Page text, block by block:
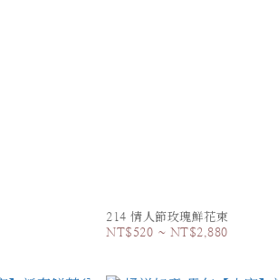
214 情人節玫瑰鮮花束
NT$520 ~ NT$2,880